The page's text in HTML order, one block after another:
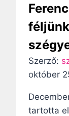
Szerző:
október
tartotta